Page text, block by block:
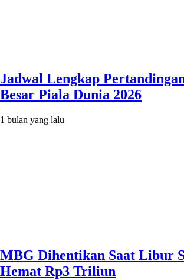
Jadwal Lengkap
Besar Piala Dunia 2026
1 bulan yang lalu
MBG Dihentikan Saat Libur
Hemat Rp3 Triliun